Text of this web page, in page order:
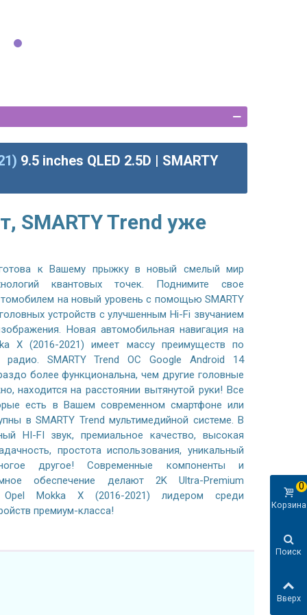
9.5 inches QLED 2.5D | SMARTY
SMARTY Trend уже
к Вашему прыжку в новый смелый мир
квантовых точек. Поднимите свое
на новый уровень с помощью SMARTY
устройств с улучшенным Hi-Fi звучанием
Новая автомобильная навигация на
X (2016-2021) имеет массу преимуществ по
радио. SMARTY Trend ОС Google Android 14
более функциональна, чем другие головные
находится на расстоянии вытянутой руки! Все
есть в Вашем современном смартфоне или
в SMARTY Trend мультимедийной системе. В
HI-FI звук, премиальное качество, высокая
простота использования, уникальный
другое! Современные компоненты и
обеспечение делают 2K Ultra-Premium
Opel Mokka X (2016-2021) лидером среди
премиум-класса!
Корзина
0
Поиск
Вверх